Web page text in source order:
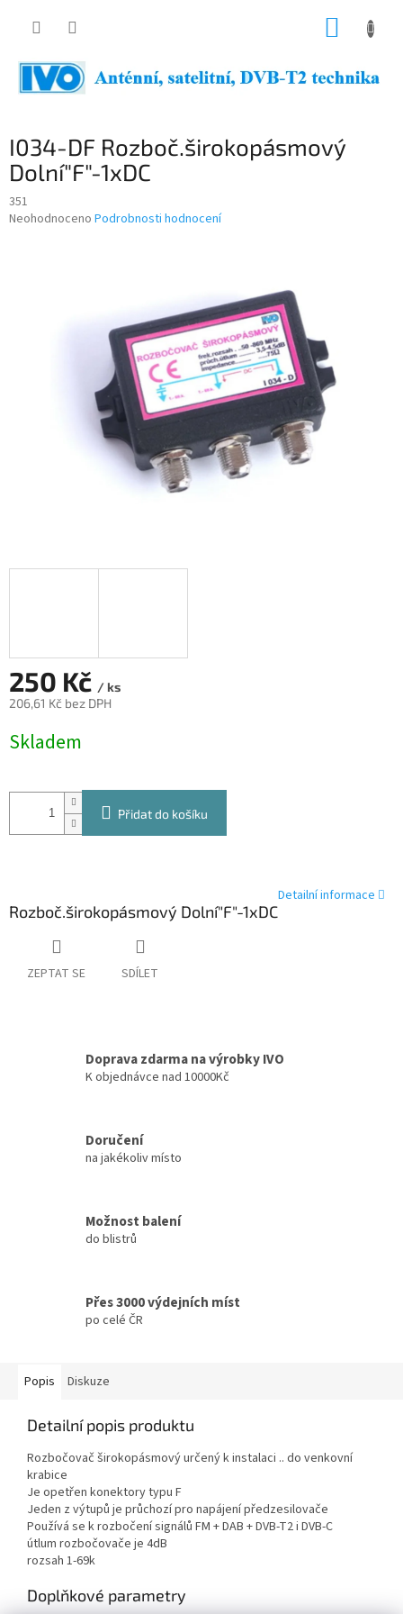
I034-DF Rozboč.širokopásmový
Dolní"F"-1xDC
351
Průměrné
Neohodnoceno Podrobnosti hodnocení
250 Kč / ks
206,61 Kč bez DPH
cena:
Skladem
Přidat do košíku
Rozboč.širokopásmový Dolní"F"-1xDC
Detailní informace
ZEPTAT SE SDÍLET
Doprava zdarma na výrobky IVO
K objednávce nad 10000Kč
Doručení
na jakékoliv místo
Možnost balení
do blistrů
Přes 3000 výdejních míst
po celé ČR
Popis Diskuze
Detailní popis produktu
Rozbočovač širokopásmový určený k instalaci .. do venkovní
krabice
Je opetřen konektory typu F
Jeden z výtupů je průchozí pro napájení předzesilovače
Používá se k rozbočení signálů FM +DAB +DVB-T2 i DVB-C
útlum rozbočovače je 4dB
rozsah 1-69k
Doplňkové parametry